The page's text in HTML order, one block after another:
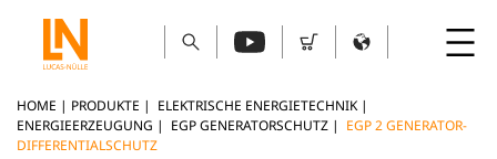
HOME | PRODUKTE | ELEKTRISCHE ENERGIETECHNIK |
ENERGIEERZEUGUNG | EGP GENERATORSCHUTZ | EGP 2 GENERATOR-
DIFFERENTIALSCHUTZ